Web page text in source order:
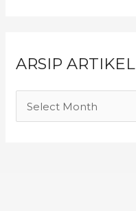
ARSIP ARTIKEL